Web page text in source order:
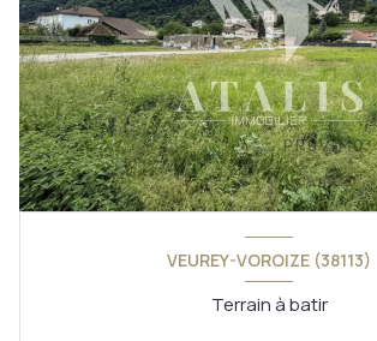
VEUREY-VOROIZE (38113)
Terrain à batir